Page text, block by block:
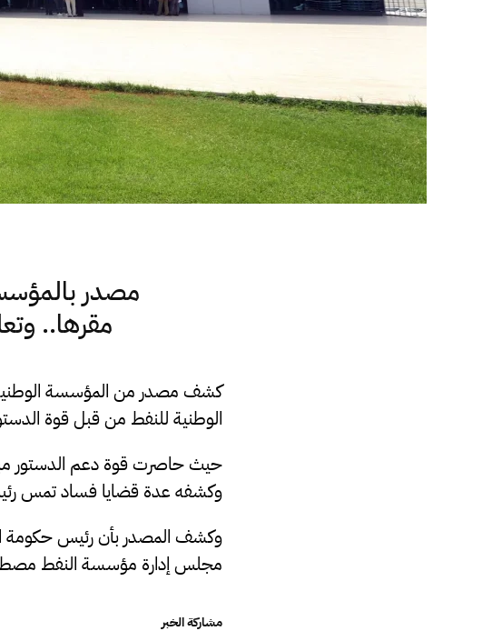
مصدر
مقرها..
كشف مصدر من المؤسسة
الوطنية للنفط من قبل قوة
حيث حاصرت قوة دعم الدستور
وكشفه عدة قضايا فساد تمس
وكشف المصدر بأن رئيس حكومة
مجلس إدارة مؤسسة النفط
مشاركة الخبر